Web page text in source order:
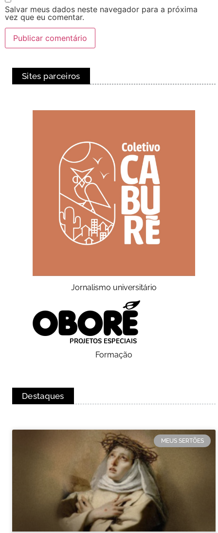
Salvar meus dados neste navegador para a próxima
vez que eu comentar.
Sites parceiros
Jornalismo universitário
Formação
Destaques
MEUS SERTÕES